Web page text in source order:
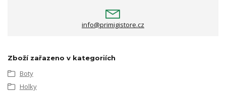
info@primigistore.cz
Zboží zařazeno v kategoriích
Boty
Holky